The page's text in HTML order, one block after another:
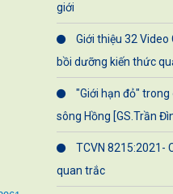
giới
Giới thiệu 32
bồi dưỡng kiến thức
"Giới hạn đỏ"
sông Hồng [GS.Trần
TCVN 8215:2021-
quan trắc